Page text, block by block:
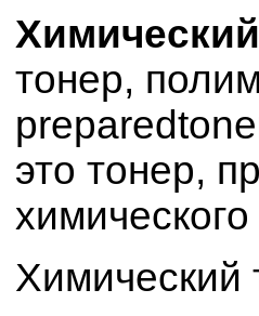
тонер,
это тонер,
химического
Химический